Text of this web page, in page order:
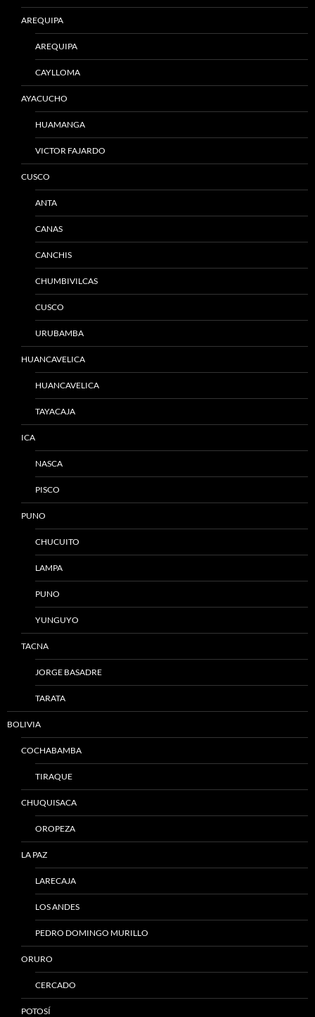
AREQUIPA
AREQUIPA
CAYLLOMA
AYACUCHO
HUAMANGA
VICTOR FAJARDO
CUSCO
ANTA
CANAS
CANCHIS
CHUMBIVILCAS
CUSCO
URUBAMBA
HUANCAVELICA
HUANCAVELICA
TAYACAJA
ICA
NASCA
PISCO
PUNO
CHUCUITO
LAMPA
PUNO
YUNGUYO
TACNA
JORGE BASADRE
TARATA
BOLIVIA
COCHABAMBA
TIRAQUE
CHUQUISACA
OROPEZA
LA PAZ
LARECAJA
LOS ANDES
PEDRO DOMINGO MURILLO
ORURO
CERCADO
POTOSÍ